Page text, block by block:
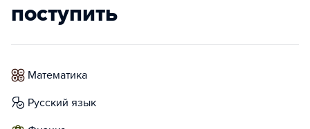
поступить
математика
русский язык